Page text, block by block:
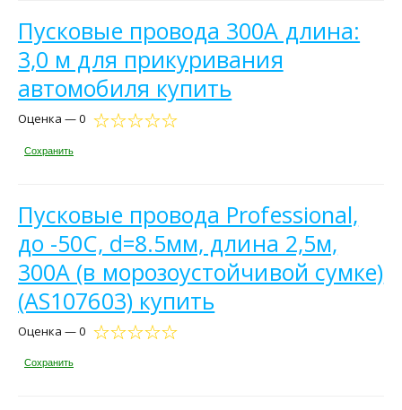
Пусковые провода 300A длина:
3,0 м для прикуривания
автомобиля купить
Оценка — 0
Сохранить
Пусковые провода Professional,
до -50С, d=8.5мм, длина 2,5м,
300А (в морозоустойчивой сумке)
(AS107603) купить
Оценка — 0
Сохранить